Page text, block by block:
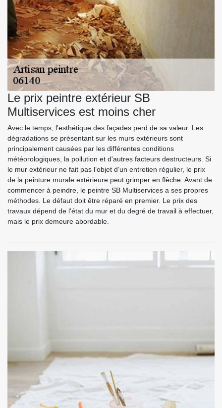
Le prix peintre extérieur SB
Multiservices est moins cher
Avec le temps, l'esthétique des façades perd de sa valeur. Les
dégradations se présentant sur les murs extérieurs sont
principalement causées par les différentes conditions
météorologiques, la pollution et d'autres facteurs destructeurs. Si
le mur extérieur ne fait pas l’objet d’un entretien régulier, le prix
de la peinture murale extérieure peut grimper en flèche. Avant de
commencer à peindre, le peintre SB Multiservices a ses propres
méthodes. Le défaut doit être réparé en premier. Le prix des
travaux dépend de l'état du mur et du degré de travail à effectuer,
mais le prix demeure abordable.